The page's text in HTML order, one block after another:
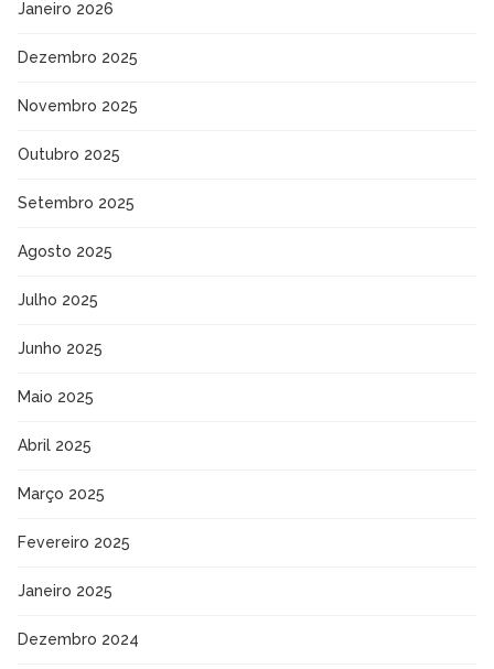
Janeiro 2026
Dezembro 2025
Novembro 2025
Outubro 2025
Setembro 2025
Agosto 2025
Julho 2025
Junho 2025
Maio 2025
Abril 2025
Março 2025
Fevereiro 2025
Janeiro 2025
Dezembro 2024